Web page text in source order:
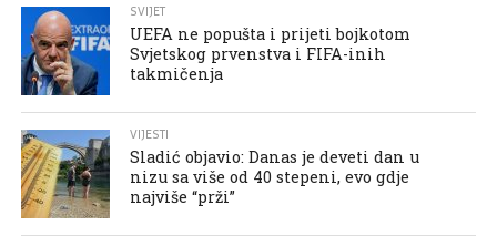
SVIJET
UEFA ne popušta i prijeti bojkotom
Svjetskog prvenstva i FIFA-inih
takmičenja
VIJESTI
Sladić objavio: Danas je deveti dan u
nizu sa više od 40 stepeni, evo gdje
najviše “prži”